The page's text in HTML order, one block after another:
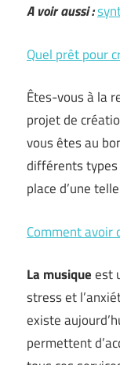
A voir aussi :
Quel prêt pour
Êtes-vous à la
projet de
vous êtes au
différents types
place d’une
Comment avoir
La musiqueest
stress et
existe
permettent